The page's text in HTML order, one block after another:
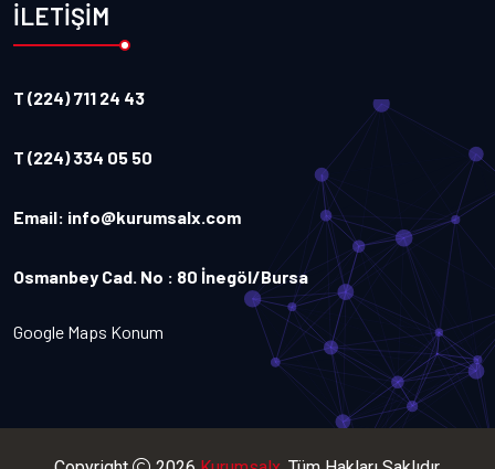
İLETİŞİM
T (224) 711 24 43
T (224) 334 05 50
Email: info@kurumsalx.com
Osmanbey Cad. No : 80 İnegöl/Bursa
Google Maps Konum